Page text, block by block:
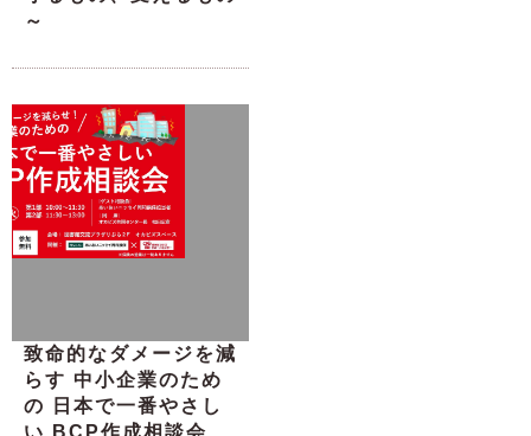
～
致命的なダメージを減
らす 中小企業のため
の 日本で一番やさし
い BCP作成相談会